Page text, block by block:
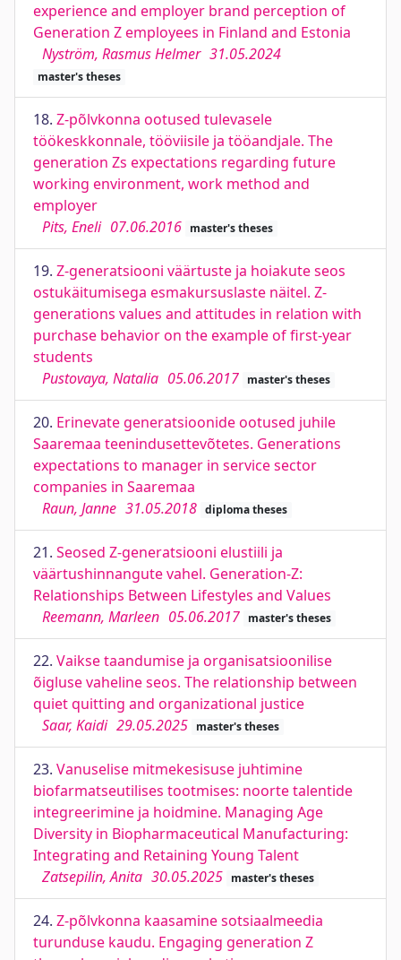
experience and employer brand perception of
Generation Z employees in Finland and Estonia
Nyström, Rasmus Helmer 31.05.2024
master's theses
18. Z-põlvkonna ootused tulevasele
töökeskkonnale, tööviisile ja tööandjale. The
generation Zs expectations regarding future
working environment, work method and
employer
Pits, Eneli 07.06.2016 master's theses
19. Z-generatsiooni väärtuste ja hoiakute seos
ostukäitumisega esmakursuslaste näitel. Z-
generations values and attitudes in relation with
purchase behavior on the example of first-year
students
Pustovaya, Natalia 05.06.2017 master's theses
20. Erinevate generatsioonide ootused juhile
Saaremaa teenindusettevõtetes. Generations
expectations to manager in service sector
companies in Saaremaa
Raun, Janne 31.05.2018 diploma theses
21. Seosed Z-generatsiooni elustiili ja
väärtushinnangute vahel. Generation-Z:
Relationships Between Lifestyles and Values
Reemann, Marleen 05.06.2017 master's theses
22. Vaikse taandumise ja organisatsioonilise
õigluse vaheline seos. The relationship between
quiet quitting and organizational justice
Saar, Kaidi 29.05.2025 master's theses
23. Vanuselise mitmekesisuse juhtimine
biofarmatseutilises tootmises: noorte talentide
integreerimine ja hoidmine. Managing Age
Diversity in Biopharmaceutical Manufacturing:
Integrating and Retaining Young Talent
Zatsepilin, Anita 30.05.2025 master's theses
24. Z-põlvkonna kaasamine sotsiaalmeedia
turunduse kaudu. Engaging generation Z